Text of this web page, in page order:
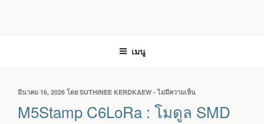
เมนู
เขียน
ที่
มีนาคม 16, 2026 โดย SUTHINEE KERDKAEW -ไม่มีความเห็น
C6LORA
M5Stamp C6LoRa : โมดูล SMD